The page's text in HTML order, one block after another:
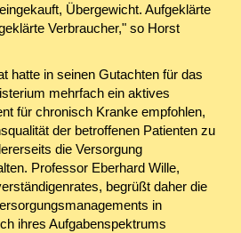
Übergewicht. Aufgeklärte
Verbraucher," so Horst
hatte in seinen Gutachten für das
mehrfach ein aktives
für chronisch Kranke empfohlen,
der betroffenen Patienten zu
die Versorgung
Professor Eberhard Wille,
begrüßt daher die
in
ihres Aufgabenspektrums